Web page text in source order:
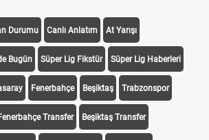
Durumu Canlı Anlatım At Yarışı
Bugün Süper Lig Fikstür Süper Lig Haberleri
Fenerbahçe Beşiktaş Trabzonspor
Transfer Beşiktaş Transfer